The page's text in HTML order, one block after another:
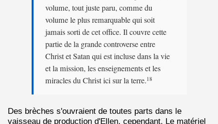
volume, tout juste paru, comme du
volume le plus remarquable qui soit
jamais sorti de cet office. Il couvre cette
partie de la grande controverse entre
Christ et Satan qui est incluse dans la vie
et la mission, les enseignements et les
miracles du Christ ici sur la terre. 18
Des brèches s'ouvraient de toutes parts dans le
vaisseau de production d'Ellen, cependant. Le matériel